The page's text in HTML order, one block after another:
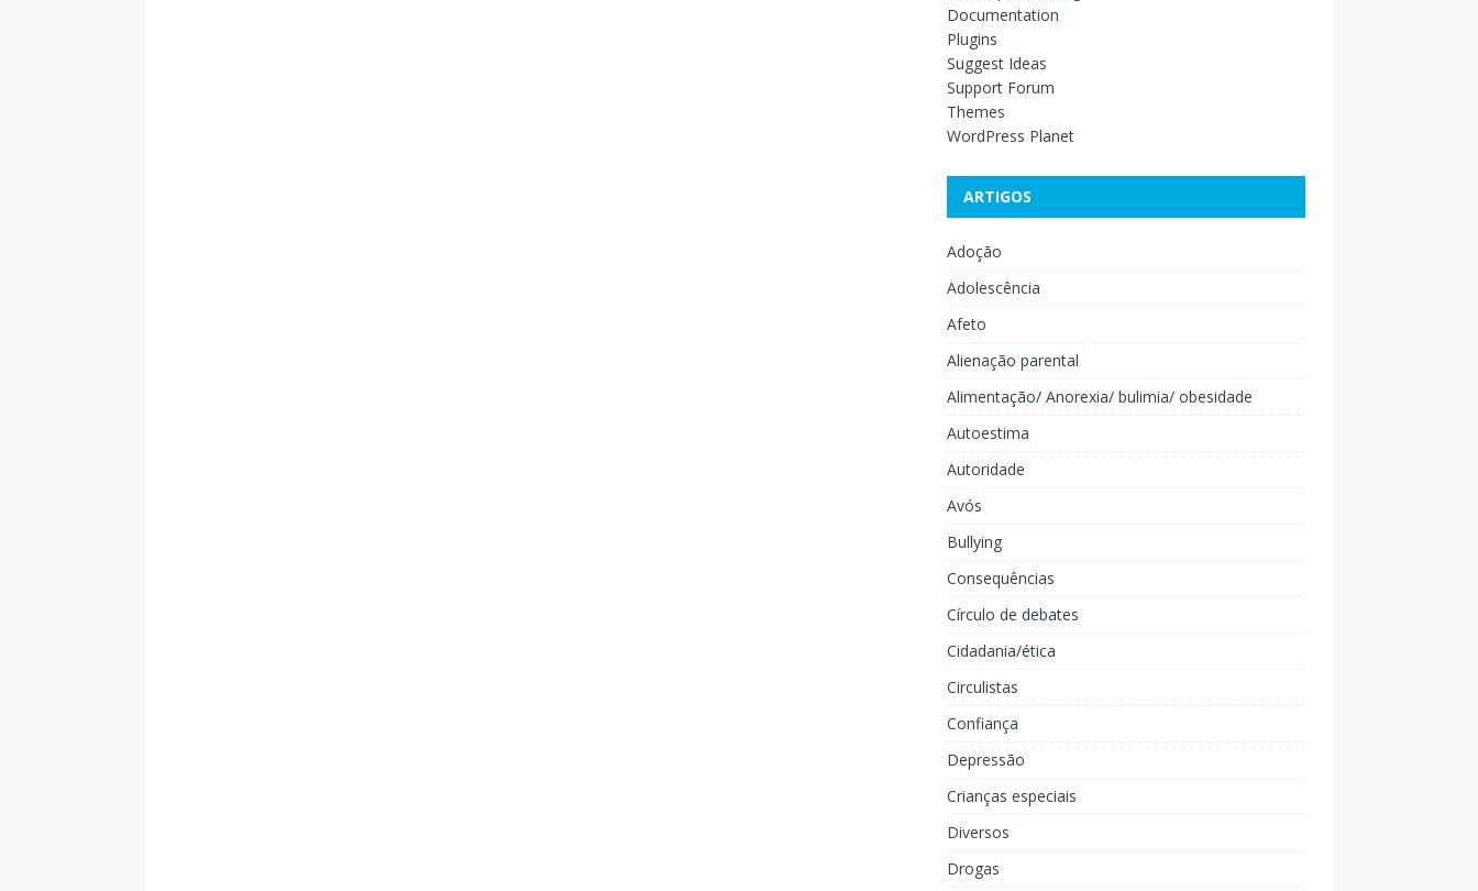
Documentation
Plugins
Suggest Ideas
Support Forum
Themes
WordPress Planet
ARTIGOS
Adoção
Adolescência
Afeto
Alienação parental
Alimentação/ Anorexia/ bulimia/ obesidade
Autoestima
Autoridade
Avós
Bullying
Consequências
Círculo de debates
Cidadania/ética
Circulistas
Confiança
Depressão
Crianças especiais
Diversos
Drogas